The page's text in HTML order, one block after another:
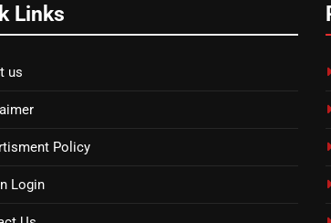
Links
us
Policy
Login